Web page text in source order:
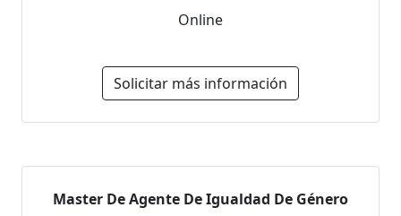
Online
Solicitar más información
Master De Agente De Igualdad De Género